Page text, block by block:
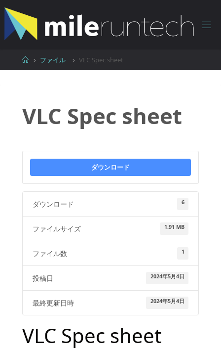
コ
ン
ホ
ー
ファイル VLC Spec sheet
VLC Spec sheet
ダウンロード
ダウンロード 6
ファイルサイズ 1.91 MB
ファイル数 1
投稿日 2024年5月4日
最終更新日時 2024年5月4日
VLC Spec sheet